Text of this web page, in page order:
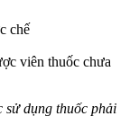
chế
viên thuốc chưa
sử dụng thuốc phải